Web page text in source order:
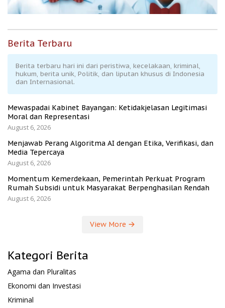
Berita Terbaru
Berita terbaru hari ini dari peristiwa, kecelakaan, kriminal,
hukum, berita unik, Politik, dan liputan khusus di Indonesia
dan Internasional.
Mewaspadai Kabinet Bayangan: Ketidakjelasan Legitimasi
Moral dan Representasi
August 6, 2026
Menjawab Perang Algoritma AI dengan Etika, Verifikasi, dan
Media Tepercaya
August 6, 2026
Momentum Kemerdekaan, Pemerintah Perkuat Program
Rumah Subsidi untuk Masyarakat Berpenghasilan Rendah
August 6, 2026
View More
Kategori Berita
Agama dan Pluralitas
Ekonomi dan Investasi
Kriminal